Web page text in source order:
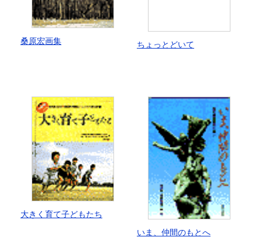
桑原宏画集 ちょっとどいて
大きく育て子どもたち
いま、仲間のもとへ